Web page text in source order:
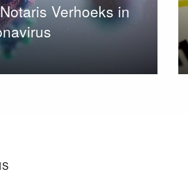
Verhoeks in